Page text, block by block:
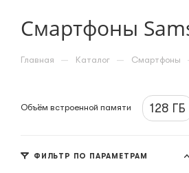
Смартфоны
Главная — Каталог — Смартфоны
Объём встроенной памяти 128 ГБ
ФИЛЬТР ПО ПАРАМЕТРАМ